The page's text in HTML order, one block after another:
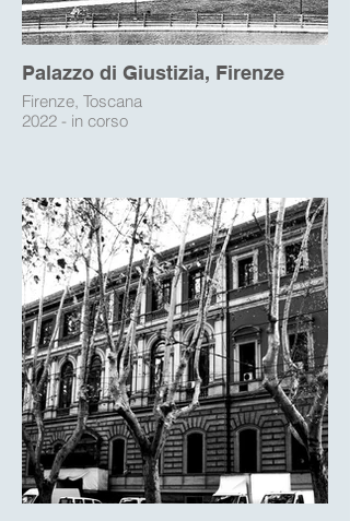
Palazzo di Giustizia, Firenze
Firenze, Toscana
2022 - in corso